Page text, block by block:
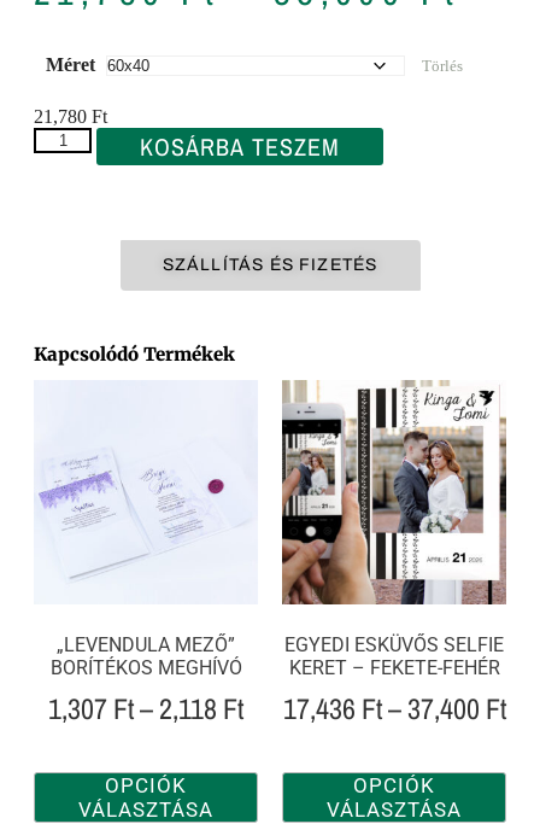
Méret Törlés
21,780 Ft
KOSÁRBA TESZEM
SZÁLLÍTÁS ÉS FIZETÉS
Kapcsolódó Termékek
„LEVENDULA MEZŐ”
BORÍTÉKOS MEGHÍVÓ
1,307Ft–2,118 Ft
OPCIÓK
VÁLASZTÁSA
EGYEDI ESKÜVŐS SELFIE
KERET – FEKETE-FEHÉR
17,436 Ft–37,400 Ft
OPCIÓK
VÁLASZTÁSA